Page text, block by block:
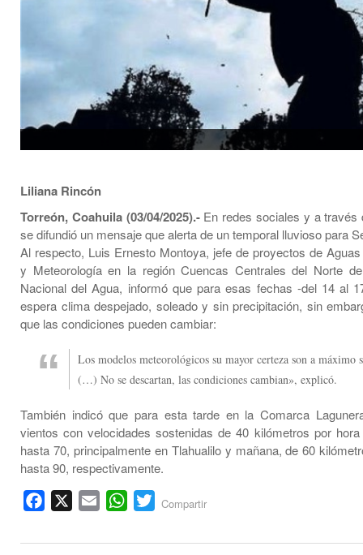
Liliana Rincón
Torreón, Coahuila (03/04/2025).-En redes sociales y a través
se difundió un mensaje que alerta de un temporal lluvioso para
Al respecto, Luis Ernesto Montoya, jefe de proyectos de
y Meteorología en la región Cuencas Centrales del Norte
Nacional del Agua, informó que para esas fechas -del 14 al
espera clima despejado, soleado y sin precipitación, sin
que las condiciones pueden cambiar:
Los modelos meteorológicos su mayor certeza son a máximo
(…) No se descartan, las condiciones cambian», explicó.
También indicó que para esta tarde en la Comarca
vientos con velocidades sostenidas de 40 kilómetros por
hasta 70, principalmente en Tlahualilo y mañana, de 60
hasta 90, respectivamente.
Facebook Email WhatsApp
Twitter
Compartir